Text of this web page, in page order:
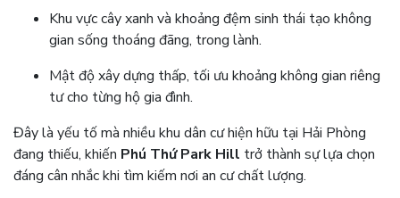
Khu vực cây xanh và khoảng đệm sinh thái tạo không
gian sống thoáng đãng, trong lành.
Mật độ xây dựng thấp, tối ưu khoảng không gian riêng
tư cho từng hộ gia đình.
Đây là yếu tố mà nhiều khu dân cư hiện hữu tại Hải Phòng
đang thiếu, khiến Phú Thứ Park Hill trở thành sự lựa chọn
đáng cân nhắc khi tìm kiếm nơi an cư chất lượng.